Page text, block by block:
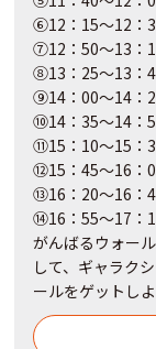
⑥12：15～12：
⑦12：50～13：
⑧13：25～13：
⑨14：00～14：
⑩14：35～14：
⑪15：10～15：
⑫15：45～16：
⑬16：20～16：
⑭16：55～17：
がんばるウォー
して、ギャラク
ールをゲットしよ